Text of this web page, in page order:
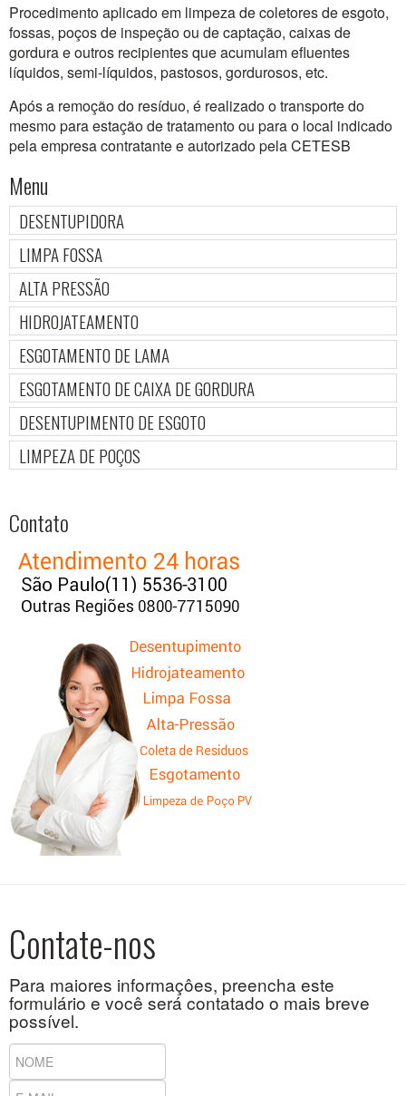
Procedimento aplicado em limpeza de coletores de esgoto,
fossas, poços de inspeção ou de captação, caixas de
gordura e outros recipientes que acumulam efluentes
líquidos, semi-líquidos, pastosos, gordurosos, etc.
Após a remoção do resíduo, é realizado o transporte do
mesmo para estação de tratamento ou para o local indicado
pela empresa contratante e autorizado pela CETESB
Menu
DESENTUPIDORA
LIMPA FOSSA
ALTA PRESSÃO
HIDROJATEAMENTO
ESGOTAMENTO DE LAMA
ESGOTAMENTO DE CAIXA DE GORDURA
DESENTUPIMENTO DE ESGOTO
LIMPEZA DE POÇOS
Contato
Contate-nos
Para maiores informaçôes, preencha este
formulário e você será contatado o mais breve
possível.